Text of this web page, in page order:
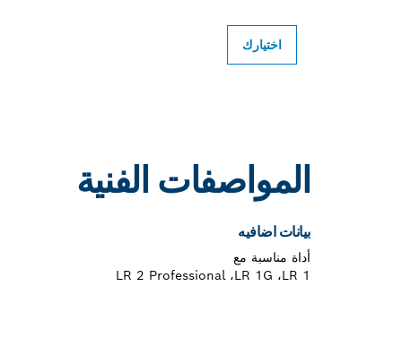
اختيارك
المواصفات الفنية
بيانات اضافيه
أداة مناسبة مع
LR 1،‏ LR 1G،‏ LR 2 Professional